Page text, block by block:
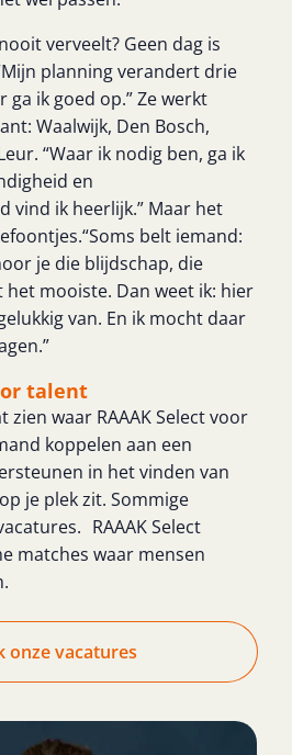
verveelt? Geen dag is
planning verandert drie
ga ik goed op.” Ze werkt
Waalwijk, Den Bosch,
“Waar ik nodig ben, ga ik
en
vind ik heerlijk.” Maar het
belt iemand:
je die blijdschap, die
mooiste. Dan weet ik: hier
van. En ik mocht daar
talent
zien waar RAAAK Select voor
koppelen aan een
in het vinden van
je plek zit. Sommige
RAAAK Select
matches waar mensen
onze vacatures